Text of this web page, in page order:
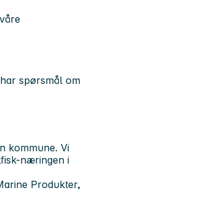
spørsmål om
kommune. Vi
næringen i
Produkter,